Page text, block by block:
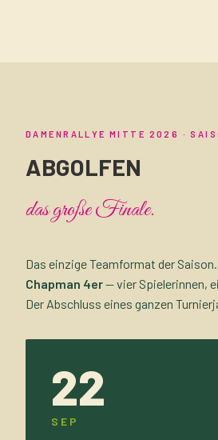
DAMENRALLYE MITTE 2026 ·
ABGOLFEN
das große Finale.
Das einzige Teamformat der Saison.
Chapman 4er— vier Spielerinnen,
Der Abschluss eines ganzen
22
SEP